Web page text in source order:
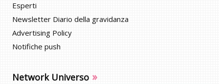
Esperti
Newsletter Diario della gravidanza
Advertising Policy
Notifiche push
Network Universo »